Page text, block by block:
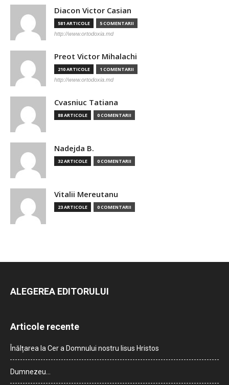
Diacon Victor Casian
581 ARTICOLE 5 COMENTARII
http://www.ortodoxia.md
Preot Victor Mihalachi
210 ARTICOLE 1 COMENTARII
http://www.ortodoxia.md
Cvasniuc Tatiana
88 ARTICOLE 0 COMENTARII
Nadejda B.
32 ARTICOLE 0 COMENTARII
Vitalii Mereutanu
23 ARTICOLE 0 COMENTARII
ALEGEREA EDITORULUI
Articole recente
Înălțarea la Cer a Domnului nostru Iisus Hristos
Dumnezeu…